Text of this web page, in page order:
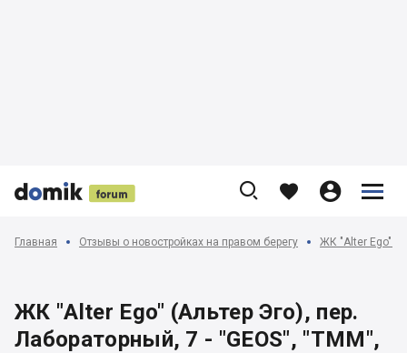


 
    


Главная Отзывы о новостройках на правом берегу ЖК "Alter Ego"
ЖК "Alter Ego" (Альтер Эго), пер.
Лабораторный, 7 - "GEOS", "ТММ",